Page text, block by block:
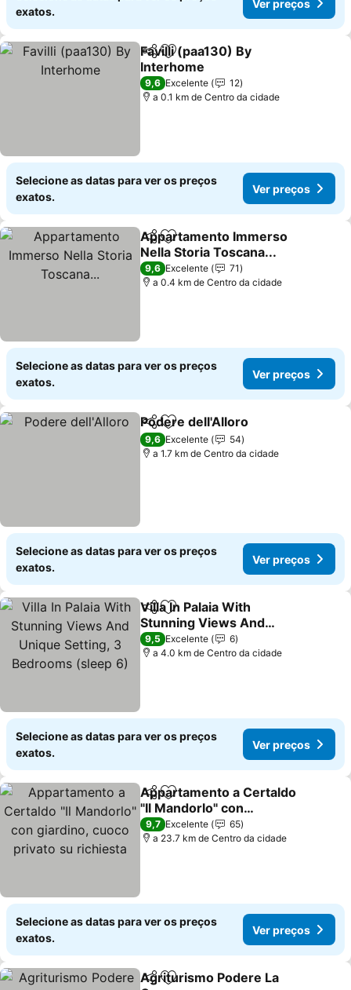
exatos.
Ver preços
PartilharAdicionar aos favoritos
Favilli (paa130) By
Interhome
9,6 Excelente
12
a 0.1 km de Centro da cidade
Selecione as datas para ver os preços
exatos.
Ver preços
PartilharAdicionar aos favoritos
Appartamento Immerso
Nella Storia Toscana...
9,6 Excelente
71
a 0.4 km de Centro da cidade
Selecione as datas para ver os preços
exatos.
Ver preços
PartilharAdicionar aos favoritos
Podere dell'Alloro
9,6 Excelente
54
a 1.7 km de Centro da cidade
Selecione as datas para ver os preços
exatos.
Ver preços
PartilharAdicionar aos favoritos
Villa In Palaia With
Stunning Views And
Unique Setting, 3
Bedrooms (sleep 6)
9,5 Excelente
6
a 4.0 km de Centro da cidade
Selecione as datas para ver os preços
exatos.
Ver preços
PartilharAdicionar aos favoritos
Appartamento a Certaldo
"Il Mandorlo" con
giardino, cuoco privato su
richiesta
9,7 Excelente
65
a 23.7 km de Centro da cidade
Selecione as datas para ver os preços
exatos.
Ver preços
PartilharAdicionar aos favoritos
Agriturismo Podere La